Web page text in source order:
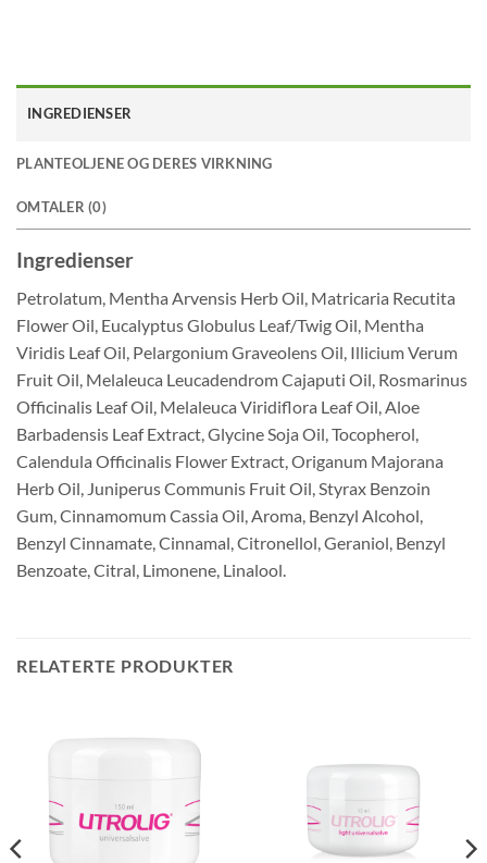
INGREDIENSER
PLANTEOLJENE OG DERES VIRKNING
OMTALER (0)
Ingredienser
Petrolatum, Mentha Arvensis Herb Oil, Matricaria Recutita
Flower Oil, Eucalyptus Globulus Leaf/Twig Oil, Mentha
Viridis Leaf Oil, Pelargonium Graveolens Oil, Illicium Verum
Fruit Oil, Melaleuca Leucadendrom Cajaputi Oil, Rosmarinus
Officinalis Leaf Oil, Melaleuca Viridiflora Leaf Oil, Aloe
Barbadensis Leaf Extract, Glycine Soja Oil, Tocopherol,
Calendula Officinalis Flower Extract, Origanum Majorana
Herb Oil, Juniperus Communis Fruit Oil, Styrax Benzoin
Gum, Cinnamomum Cassia Oil, Aroma, Benzyl Alcohol,
Benzyl Cinnamate, Cinnamal, Citronellol, Geraniol, Benzyl
Benzoate, Citral, Limonene, Linalool.
RELATERTE PRODUKTER